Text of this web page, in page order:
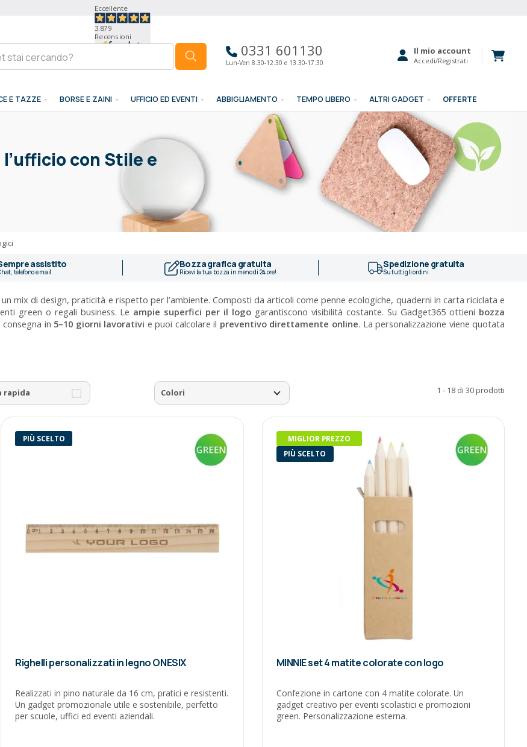
Eccellente
3.879
Recensioni
0331 601130
Lun-Ven 8.30-12.30 e 13.30-17.30
Il mio account
Accedi/Registrati
E TAZZE BORSE E ZAINI UFFICIO ED EVENTI ABBIGLIAMENTO TEMPO LIBERO ALTRI GADGET OFFERTE
con Stile e
assistito
telefono e mail
Bozza grafica gratuita
Ricevi la tua bozza in meno di 24 ore!
Spedizione gratuita
Su tutti gli ordini
mix di design, praticità e rispetto per l’ambiente. Composti da articoli come penne ecologiche, quaderni in carta riciclata e
green o regali business. Le ampie superfici per il logo garantiscono visibilità costante. Su Gadget365 ottieni bozza
consegna in 5–10 giorni lavorativi e puoi calcolare il preventivo direttamente online. La personalizzazione viene quotata
rapida Colori 1 - 18 di 30 prodotti
PIÙ SCELTO
Righelli personalizzati in legno ONESIX
Realizzati in pino naturale da 16 cm, pratici e resistenti.
Un gadget promozionale utile e sostenibile, perfetto
per scuole, uffici ed eventi aziendali.
MIGLIOR PREZZO
PIÙ SCELTO
MINNIE set 4 matite colorate con logo
Confezione in cartone con 4 matite colorate. Un
gadget creativo per eventi scolastici e promozioni
green. Personalizzazione esterna.